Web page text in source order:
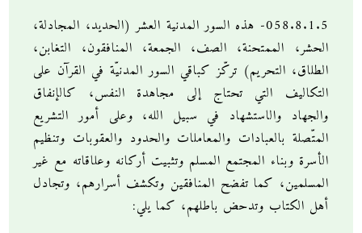
058.8.1.5- هذه السور المدنية العشر (الحديد، المجادلة،
الحشر، الممتحنة، الصف، الجمعة، المنافقون، التغابن،
الطلاق، التحريم) تركّز كباقي السور المدنيّة في القرآن على
التكاليف التي تحتاج إلى مجاهدة النفس، كالإنفاق
والجهاد والاستشهاد في سبيل الله، وعلى أمور التشريع
المتّصلة بالعبادات والمعاملات والحدود والعقوبات وتنظيم
الأسرة وبناء المجتمع المسلم وتثبيت أركانه وعلاقاته مع غير
المسلمين، كما تفضح المنافقين وتكشف أسرارهم، وتجادل
أهل الكتاب وتدحض باطلهم، كما يلي: